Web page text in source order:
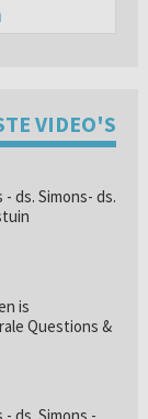
VIDEO'S
- ds. Simons- ds.
is
Questions &